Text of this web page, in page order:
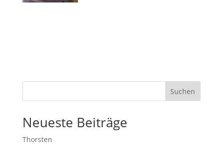
Suchen
Neueste Beiträge
Thorsten